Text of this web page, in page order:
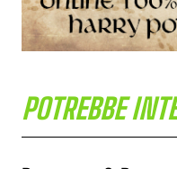
POTREBBE